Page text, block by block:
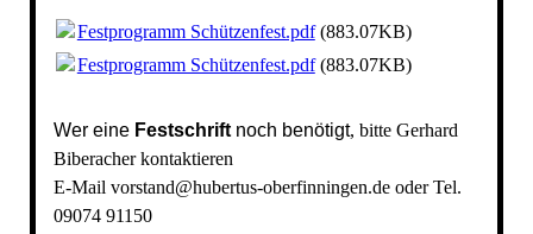
Festprogramm Schützenfest.pdf(883.07KB)
Festprogramm Schützenfest.pdf(883.07KB)
Wer eine Festschriftnoch benötigt, bitte Gerhard
Biberacher kontaktieren
E-Mail vorstand@hubertus-oberfinningen.de oder Tel.
09074 91150